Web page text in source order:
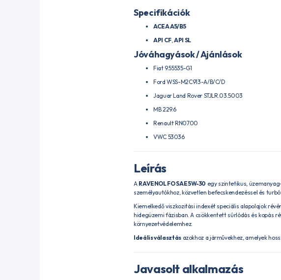
Specifikációk
ACEA A5/B5
API CF,API SL
Jóváhagyások / Ajánlások
Fiat 9.55535-G1
Ford WSS-M2C913-A/B/C/D
Jaguar Land Rover STJLR.03.5003
MB 229.6
Renault RN0700
VWC 53036
Leírás
A RAVENOL FO SAE 5W-30 egy szintetikus,
személyautókhoz, közvetlen befecskendezéssel és
Kiemelkedő viszkozitási indexét speciális alapolajok
hidegüzemi fázisban. A csökkentett súrlódás és kopás
környezetvédelemhez.
Ideális választásazokhoz a járművekhez, amelyek
Javasolt alkalmazás